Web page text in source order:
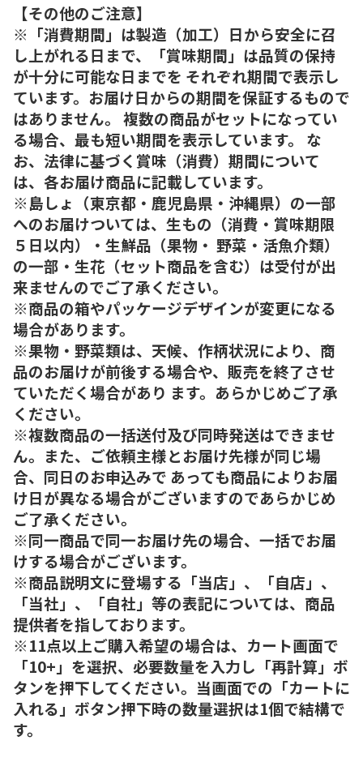
【その他のご注意】
※「消費期間」は製造（加工）日から安全に召
し上がれる日まで、「賞味期間」は品質の保持
が十分に可能な日までを それぞれ期間で表示し
ています。お届け日からの期間を保証するもので
はありません。 複数の商品がセットになってい
る場合、最も短い期間を表示しています。 な
お、法律に基づく賞味（消費）期間について
は、各お届け商品に記載しています。
※島しょ（東京都・鹿児島県・沖縄県）の一部
へのお届けついては、生もの（消費・賞味期限
５日以内）・生鮮品（果物・ 野菜・活魚介類）
の一部・生花（セット商品を含む）は受付が出
来ませんのでご了承ください。
※商品の箱やパッケージデザインが変更になる
場合があります。
※果物・野菜類は、天候、作柄状況により、商
品のお届けが前後する場合や、販売を終了させ
ていただく場合があり ます。あらかじめご了承
ください。
※複数商品の一括送付及び同時発送はできませ
ん。また、ご依頼主様とお届け先様が同じ場
合、同日のお申込みで あっても商品によりお届
け日が異なる場合がございますのであらかじめ
ご了承ください。
※同一商品で同一お届け先の場合、一括でお届
けする場合がございます。
※商品説明文に登場する「当店」、「自店」、
「当社」、「自社」等の表記については、商品
提供者を指しております。
※11点以上ご購入希望の場合は、カート画面で
「10+」を選択、必要数量を入力し「再計算」ボ
タンを押下してください。当画面での「カートに
入れる」ボタン押下時の数量選択は1個で結構で
す。